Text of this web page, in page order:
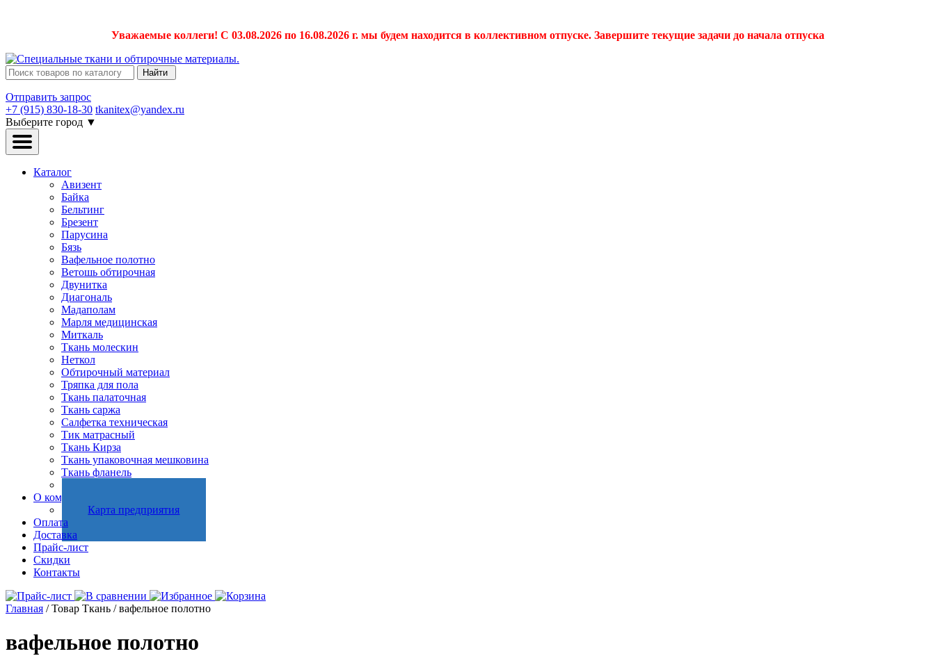
Уважаемые коллеги! С 03.08.2026 по 16.08.2026 г. мы будем находится в коллективном отпуске. Завершите текущие задачи до начала отпуска
Найти
Отправить запрос
+7 (915) 830-18-30 tkanitex@yandex.ru
Выберите город ▼
Каталог
Авизент
Байка
Бельтинг
Брезент
Парусина
Бязь
Вафельное полотно
Ветошь обтирочная
Двунитка
Диагональ
Мадаполам
Марля медицинская
Миткаль
Ткань молескин
Неткол
Обтирочный материал
Тряпка для пола
Ткань палаточная
Ткань саржа
Салфетка техническая
Тик матрасный
Ткань Кирза
Ткань упаковочная мешковина
Ткань фланель
О компании
Карта предприятия
Оплата
Доставка
Прайс-лист
Скидки
Контакты
Главная / Товар Ткань / вафельное полотно
вафельное полотно